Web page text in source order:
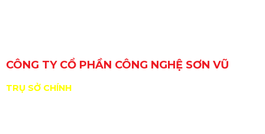
CÔNG TY CỔ PHẦN CÔNG NGHỆ SƠN VŨ
TRỤ SỞ CHÍNH